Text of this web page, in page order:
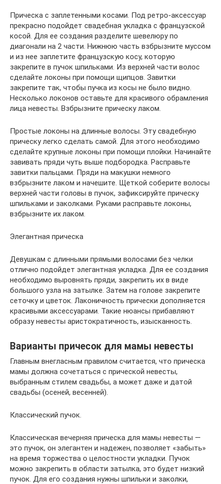
Прическа с заплетенными косами. Под ретро-аксессуар
прекрасно подойдет свадебная укладка с французской
косой. Для ее создания разделите шевелюру по
диагонали на 2 части. Нижнюю часть взбрызните муссом
и из нее заплетите французскую косу, которую
закрепите в пучок шпильками. Из верхней части волос
сделайте локоны при помощи щипцов. Завитки
закрепите так, чтобы пучка из косы не было видно.
Несколько локонов оставьте для красивого обрамления
лица невесты. Взбрызните прическу лаком.
Простые локоны на длинные волосы. Эту свадебную
прическу легко сделать самой. Для этого необходимо
сделайте крупные локоны при помощи плойки. Начинайте
завивать пряди чуть выше подбородка. Расправьте
завитки пальцами. Пряди на макушки немного
взбрызните лаком и начешите. Щеткой соберите волосы
верхней части головы в пучок, зафиксируйте прическу
шпильками и заколками. Руками расправьте локоны,
взбрызните их лаком.
Элегантная прическа
Девушкам с длинными прямыми волосами без челки
отлично подойдет элегантная укладка. Для ее создания
необходимо выровнять пряди, закрепить их в виде
большого узла на затылке. Затем на голове закрепите
сеточку и цветок. Лаконичность прически дополняется
красивыми аксессуарами. Такие нюансы прибавляют
образу невесты аристократичность, изысканность.
Варианты причесок для мамы невесты
Главным внегласным правилом считается, что прическа
мамы должна сочетаться с прической невесты,
выбранным стилем свадьбы, а может даже и датой
свадьбы (осеней, весенней).
Классический пучок.
Классическая вечерняя прическа для мамы невесты —
это пучок, он элегантен и надежен, позволяет «забыть»
на время торжества о целостности укладки. Пучок
можно закрепить в области затылка, это будет низкий
пучок. Для его создания нужны шпильки и заколки,